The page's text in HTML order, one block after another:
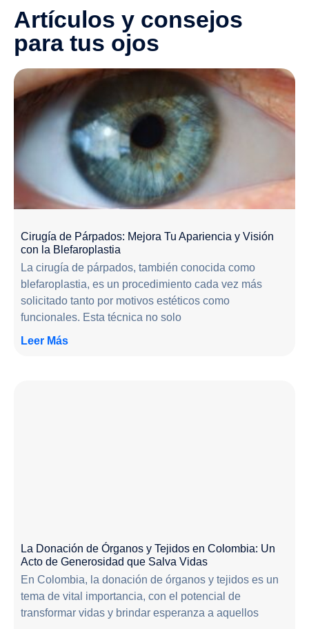
Artículos y consejos
para tus ojos
Cirugía de Párpados: Mejora Tu Apariencia y Visión
con la Blefaroplastia
La cirugía de párpados, también conocida como
blefaroplastia, es un procedimiento cada vez más
solicitado tanto por motivos estéticos como
funcionales. Esta técnica no solo
Leer Más
La Donación de Órganos y Tejidos en Colombia: Un
Acto de Generosidad que Salva Vidas
En Colombia, la donación de órganos y tejidos es un
tema de vital importancia, con el potencial de
transformar vidas y brindar esperanza a aquellos